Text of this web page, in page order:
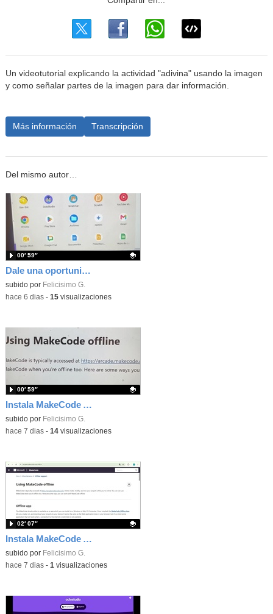
Un videotutorial explicando la actividad "adivina" usando la imagen
y como señalar partes de la imagen para dar información.
Más información Transcripción
Del mismo autor…
Dale una oportunidad a los Chromebooks y utiliza un proyector para realizar talleres si no tienes pantallas táctiles
Contenido educativo.
subido por Felicisimo G.
00′ 59″
-hace 6 dias- 15visualizaciones
Instala MakeCode Arcade para trabajar offline en tu tablet, ordenador, Chromebook
Contenido educativo.
subido por Felicisimo G.
00′ 59″
-hace 7 dias- 14visualizaciones
Instala MakeCode Arcade offline para programar grandes juegos sin necesidad de Internet
Contenido educativo.
subido por Felicisimo G.
02′ 07″
-hace 7 dias- 1 visualizaciones